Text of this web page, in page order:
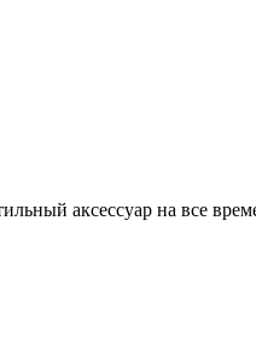
аксессуар на все